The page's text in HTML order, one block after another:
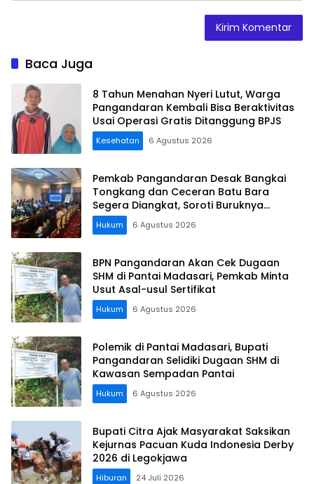
Baca Juga
8 Tahun Menahan Nyeri Lutut, Warga
Pangandaran Kembali Bisa Beraktivitas
Usai Operasi Gratis Ditanggung BPJS
Kesehatan 6 Agustus 2026
Pemkab Pangandaran Desak Bangkai
Tongkang dan Ceceran Batu Bara
Segera Diangkat, Soroti Buruknya
Koordinasi Perusahaan
Hukum 6 Agustus 2026
BPN Pangandaran Akan Cek Dugaan
SHM di Pantai Madasari, Pemkab Minta
Usut Asal-usul Sertifikat
Hukum 6 Agustus 2026
Polemik di Pantai Madasari, Bupati
Pangandaran Selidiki Dugaan SHM di
Kawasan Sempadan Pantai
Hukum 6 Agustus 2026
Bupati Citra Ajak Masyarakat Saksikan
Kejurnas Pacuan Kuda Indonesia Derby
2026 di Legokjawa
Hiburan 24 Juli 2026